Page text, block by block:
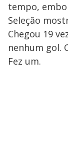
tempo,
Seleção
Chegou 19
nenhum gol.
Fez um.